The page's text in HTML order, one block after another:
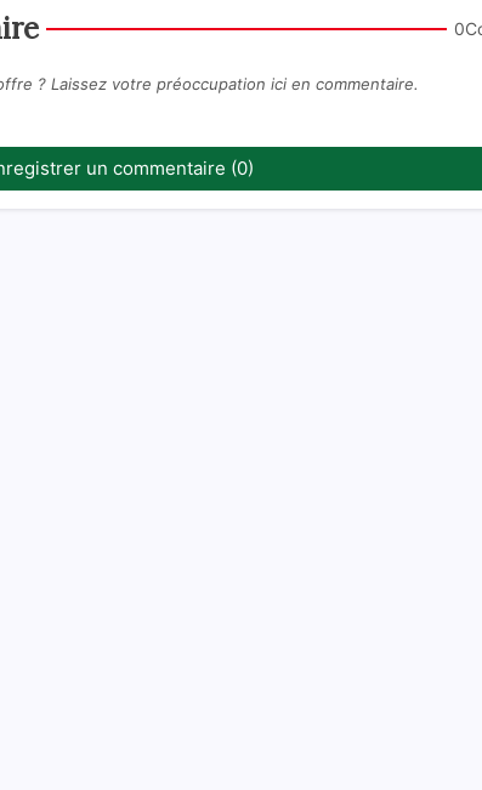
? Laissez votre préoccupation ici en commentaire.
un commentaire (0)